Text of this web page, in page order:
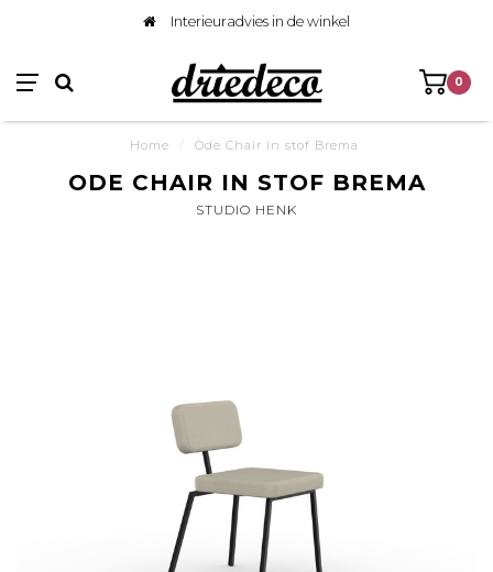
Interieuradvies in de winkel
0
Home Ode Chair in stof Brema
ODE CHAIR IN STOF BREMA
STUDIO HENK